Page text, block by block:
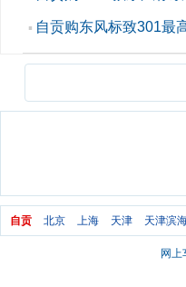
▪ 自贡购东风标致301最
自贡 北京 上海 天津 天津滨
网上